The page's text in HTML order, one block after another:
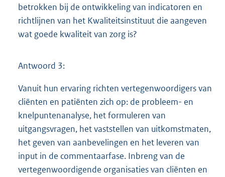
betrokken bij de ontwikkeling van indicatoren en
richtlijnen van het Kwaliteitsinstituut die aangeven
wat goede kwaliteit van zorg is?
Antwoord 3:
Vanuit hun ervaring richten vertegenwoordigers van
cliënten en patiënten zich op: de probleem- en
knelpuntenanalyse, het formuleren van
uitgangsvragen, het vaststellen van uitkomstmaten,
het geven van aanbevelingen en het leveren van
input in de commentaarfase. Inbreng van de
vertegenwoordigende organisaties van cliënten en